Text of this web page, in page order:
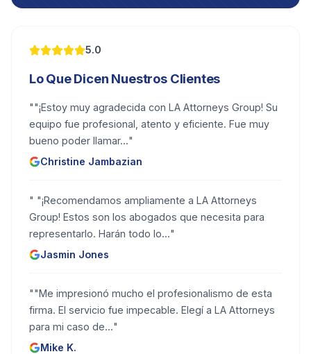
5.0
Lo Que Dicen Nuestros Clientes
""¡Estoy muy agradecida con LA Attorneys Group! Su
equipo fue profesional, atento y eficiente. Fue muy
bueno poder llamar..."
Christine Jambazian
" "¡Recomendamos ampliamente a LA Attorneys
Group! Estos son los abogados que necesita para
representarlo. Harán todo lo..."
Jasmin Jones
""Me impresionó mucho el profesionalismo de esta
firma. El servicio fue impecable. Elegí a LA Attorneys
para mi caso de..."
Mike K.